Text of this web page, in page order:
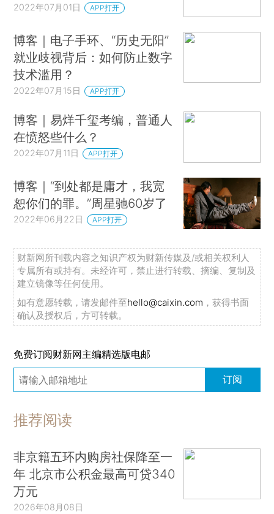
2022年07月01日 APP打开
​博客｜电子手环、“历史无阳”
就业歧视背后：如何防止数字
技术滥用？
2022年07月15日 APP打开
博客｜易烊千玺考编，普通人
在愤怒些什么？
2022年07月11日 APP打开
博客｜“到处都是庸才，我宽
恕你们的罪。”周星驰60岁了
2022年06月22日 APP打开
财新网所刊载内容之知识产权为财新传媒及/或相关权利人
专属所有或持有。未经许可，禁止进行转载、摘编、复制及
建立镜像等任何使用。
如有意愿转载，请发邮件至hello@caixin.com ，获得书面
确认及授权后，方可转载。
免费订阅财新网主编精选版电邮
订阅
推荐阅读
非京籍五环内购房社保降至一
年 北京市公积金最高可贷340
万元
2026年08月08日